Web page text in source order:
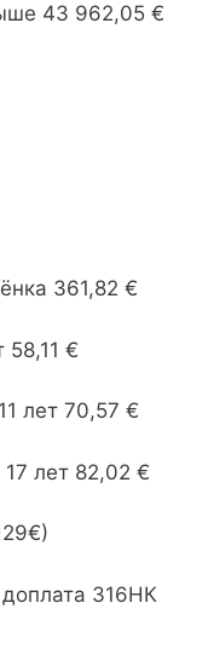
43 962,05 €
361,82 €
58,11 €
лет 70,57 €
лет 82,02 €
316НК